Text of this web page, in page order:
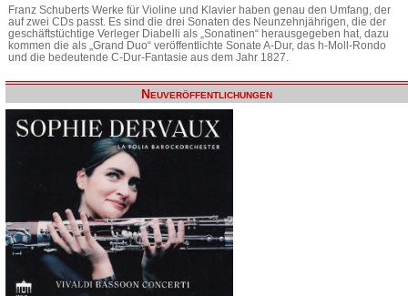
Franz Schuberts Werke für Violine und Klavier haben genau den Umfang, der
auf zwei CDs passt. Es sind die drei Sonaten des Neunzehnjährigen, die der
geschäftstüchtige Verleger Diabelli als „Sonatinen“ herausgegeben hat, dazu
kommen die als „Grand Duo“ veröffentlichte Sonate A-Dur, das h-Moll-Rondo
und die bedeutende C-Dur-Fantasie aus dem Jahr 1827.
Neuveröffentlichungen